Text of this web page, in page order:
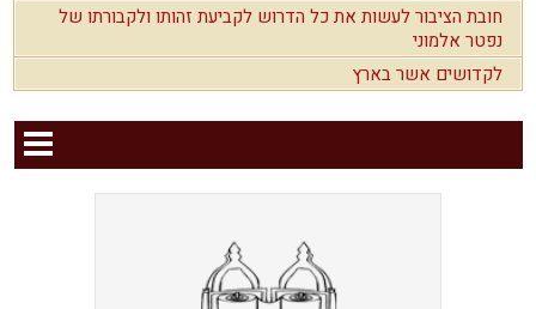
חובת הציבור לעשות את כל הדרוש לקביעת זהותו ולקבורתו של
נפטר אלמוני
לקדושים אשר בארץ